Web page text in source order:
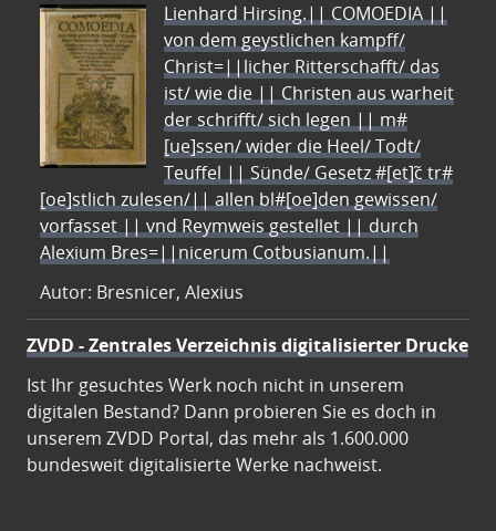
Lienhard Hirsing.|| COMOEDIA ||
von dem geystlichen kampff/
Christ=||licher Ritterschafft/ das
ist/ wie die || Christen aus warheit
der schrifft/ sich legen || m#
[ue]ssen/ wider die Heel/ Todt/
Teuffel || Sünde/ Gesetz #[et]c̃ tr#
[oe]stlich zulesen/|| allen bl#[oe]den gewissen/
vorfasset || vnd Reymweis gestellet || durch
Alexium Bres=||nicerum Cotbusianum.||
Autor: Bresnicer, Alexius
ZVDD - Zentrales Verzeichnis digitalisierter Drucke
Ist Ihr gesuchtes Werk noch nicht in unserem
digitalen Bestand? Dann probieren Sie es doch in
unserem ZVDD Portal, das mehr als 1.600.000
bundesweit digitalisierte Werke nachweist.